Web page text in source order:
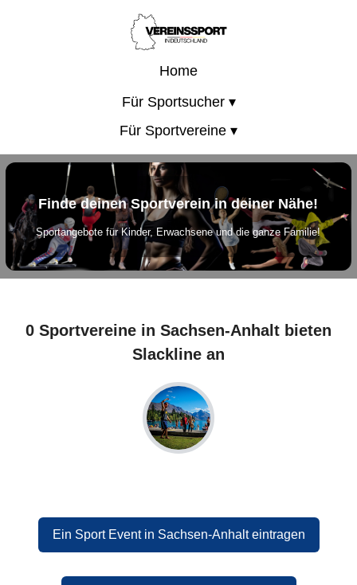
Home
Für Sportsucher ▾
Für Sportvereine ▾
Finde deinen Sportverein in deiner Nähe!
Sportangebote für Kinder, Erwachsene und die ganze Familie!
0 Sportvereine in Sachsen-Anhalt bieten
Slackline an
Ein Sport Event in Sachsen-Anhalt eintragen